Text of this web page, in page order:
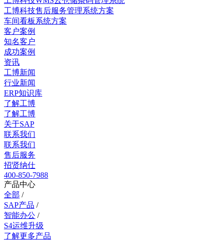
工博科技售后服务管理系统方案
车间看板系统方案
客户案例
知名客户
成功案例
资讯
工博新闻
行业新闻
ERP知识库
了解工博
了解工博
关于SAP
联系我们
联系我们
售后服务
招贤纳仕
400-850-7988
产品中心
全部 /
SAP产品 /
智能办公 /
S4运维升级
了解更多产品